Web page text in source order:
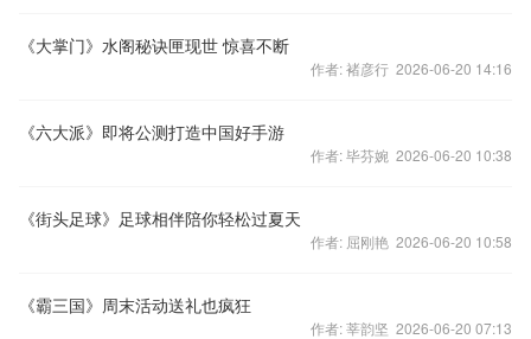
《大掌门》水阁秘诀匣现世 惊喜不断
作者: 褚彦行 2026-06-20 14:16
《六大派》即将公测打造中国好手游
作者: 毕芬婉 2026-06-20 10:38
《街头足球》足球相伴陪你轻松过夏天
作者: 屈刚艳 2026-06-20 10:58
《霸三国》周末活动送礼也疯狂
作者: 莘韵坚 2026-06-20 07:13